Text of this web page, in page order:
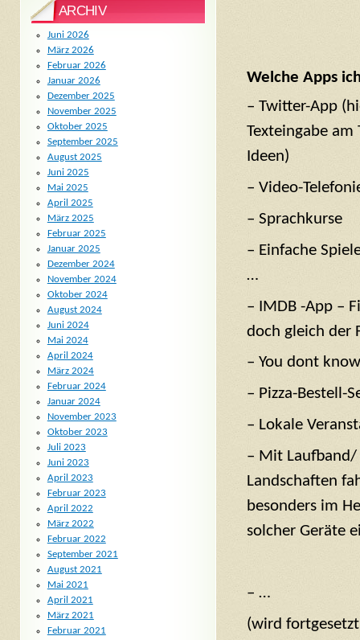
Welche Apps
– Twitter-App
Texteingabe
Ideen)
– Video-
– Sprachkurse
– Einfache
…
– IMDB -App –
doch gleich der
– You dont
– Pizza-Bestell-
– Lokale
– Mit Laufband/
Landschaften
besonders im
solcher Geräte
– …
(wird
ARCHIV
Juni 2026
März 2026
Februar 2026
Januar 2026
Dezember 2025
November 2025
Oktober 2025
September 2025
August 2025
Juni 2025
Mai 2025
April 2025
März 2025
Februar 2025
Januar 2025
Dezember 2024
November 2024
Oktober 2024
August 2024
Juni 2024
Mai 2024
April 2024
März 2024
Februar 2024
Januar 2024
November 2023
Oktober 2023
Juli 2023
Juni 2023
April 2023
Februar 2023
April 2022
März 2022
Februar 2022
September 2021
August 2021
Mai 2021
April 2021
März 2021
Februar 2021